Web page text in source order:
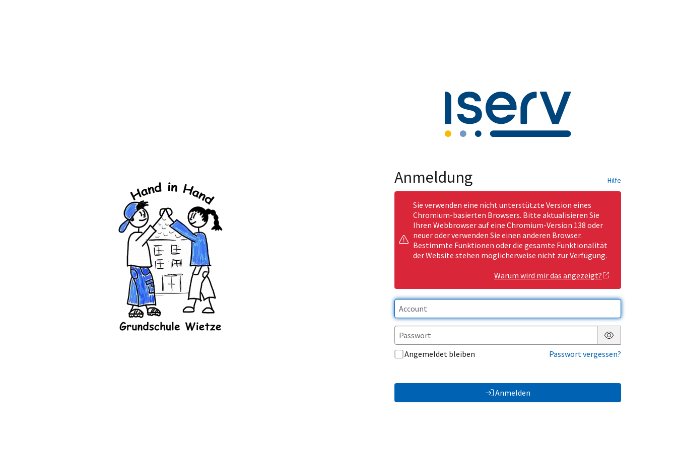
Anmeldung Hilfe
Sie verwenden eine nicht unterstützte Version eines
Chromium-basierten Browsers. Bitte aktualisieren Sie
Ihren Webbrowser auf eine Chromium-Version 138 oder
neuer oder verwenden Sie einen anderen Browser.
Bestimmte Funktionen oder die gesamte Funktionalität
der Website stehen möglicherweise nicht zur Verfügung.
Warum wird mir das angezeigt?
Passwort anzeigen
Angemeldet bleiben
Passwort vergessen?
Anmelden